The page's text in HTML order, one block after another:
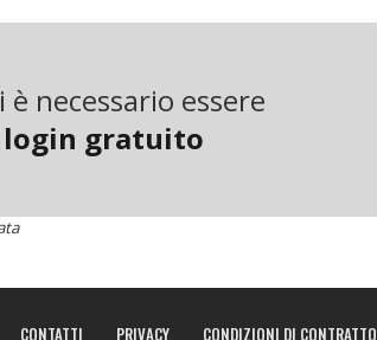
sovrastimati perché calcolati sul 65%
né il programma nazionale di
piedi un comitato scientifico presieduto
recenti, come quello di Parma, sono in
necessario essere
gratuito
CONTATTI PRIVACY CONDIZIONI DI CONTRATTO